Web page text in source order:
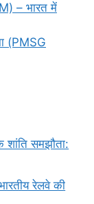
– भारत में
(PMSG
शांति समझौता:
रेलवे की